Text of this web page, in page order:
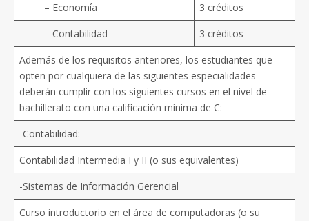
– Economía
3 créditos
– Contabilidad
3 créditos
Además de los requisitos anteriores, los estudiantes que
opten por cualquiera de las siguientes especialidades
deberán cumplir con los siguientes cursos en el nivel de
bachillerato con una calificación mínima de C:
-Contabilidad:
Contabilidad Intermedia I y II (o sus equivalentes)
-Sistemas de Información Gerencial
Curso introductorio en el área de computadoras (o su